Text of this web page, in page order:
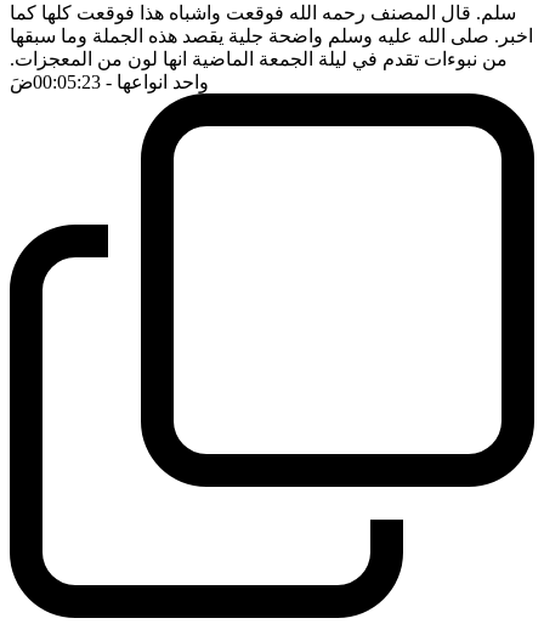
سلم. قال المصنف رحمه الله فوقعت واشباه هذا فوقعت كلها كما
اخبر. صلى الله عليه وسلم واضحة جلية يقصد هذه الجملة وما سبقها
من نبوءات تقدم في ليلة الجمعة الماضية انها لون من المعجزات.
واحد انواعها - 00:05:23 ضَ